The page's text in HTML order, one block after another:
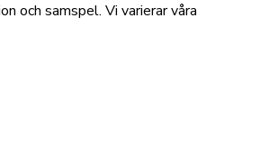
och samspel. Vi varierar våra